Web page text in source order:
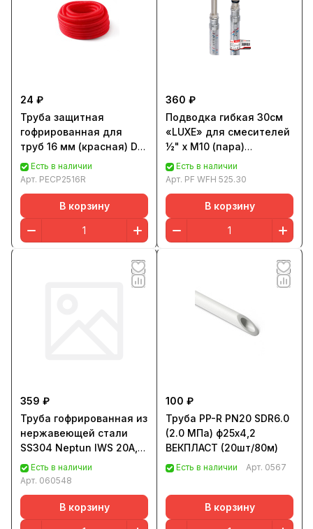
24 ₽
Труба защитная
гофрированная для
труб 16 мм (красная) Dн
25 мм "PRO AQUA" 50м
Есть в наличии
Арт. PECP2516R
В корзину
360 ₽
Подводка гибкая 30см
«LUXE» для смесителей
½" х М10 (пара)
PROFACTOR®
Есть в наличии
Арт. PF WFH 525.30
В корзину
359 ₽
Труба гофрированная из
нержавеющей стали
SS304 Neptun IWS 20A,
отожженная (100m)
Есть в наличии
Арт. 060548
В корзину
100 ₽
Труба PP-R PN20 SDR6.0
(2.0 МПа) ф25х4,2
ВЕКПЛАСТ (20шт/80м)
Есть в наличии Арт. 0567
В корзину